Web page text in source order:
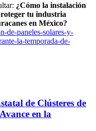
¿Cómo la instalación
tu industria
en México?
de-paneles-solares-y-
la-temporada-de-
de Clústeres de
en la